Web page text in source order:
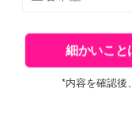
*内容を確認後